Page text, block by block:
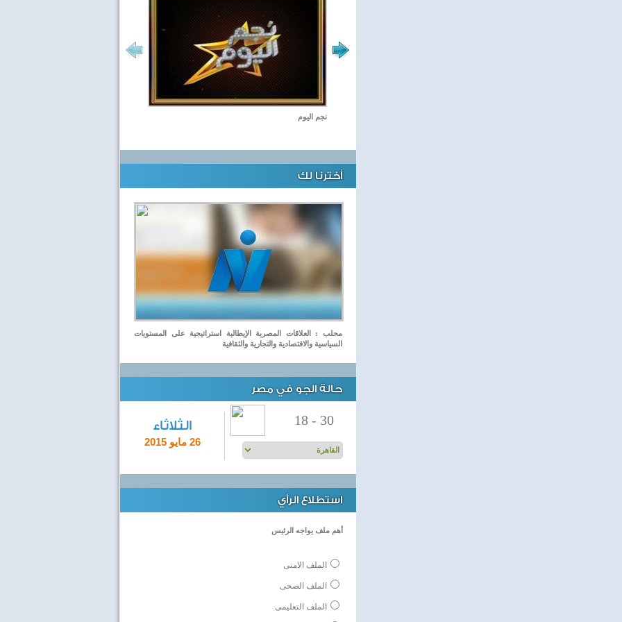
نجم اليوم
أخترنا لك
محلب : العلاقات المصرية الإيطالية استراتيجية على المستويات
السياسية والاقتصادية والتجارية والثقافية
حالة الجو في مصر
الثلاثاء
26 مايو 2015
18 - 30
استطلاع الرأي
أهم ملف يواجه الرئيس
الملف الامنى
الملف الصحى
الملف التعليمى